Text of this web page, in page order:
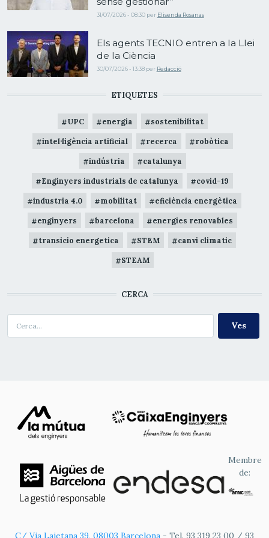
31/07/2026 - 08:30 per Elisenda Rosanas
Els agents TECNIO entren a la Llei
de la Ciència
30/07/2026 - 13:38 per Redacció
ETIQUETES
UPC energia sostenibilitat
intel·ligència artificial recerca robòtica
indústria catalunya
Enginyers industrials de catalunya covid-19
industria 4.0 mobilitat eficiència energètica
enginyers barcelona energies renovables
transicio energetica STEM canvi climatic
STEAM
CERCA
Membre
de: